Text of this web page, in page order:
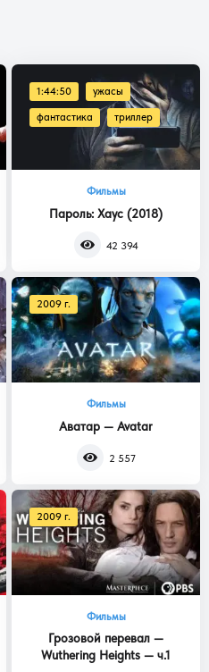
1:44:50 ужасы
фантастика триллер
Фильмы
Пароль: Хаус (2018)
42 394
2009 г.
Фильмы
Аватар — Avatar
2 557
2009 г.
Фильмы
Грозовой перевал —
Wuthering Heights — ч.1